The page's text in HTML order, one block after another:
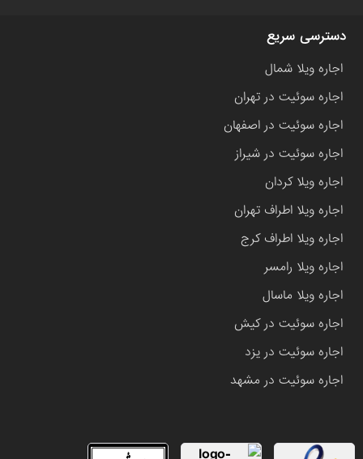
دسترسی سریع
اجاره ویلا شمال
اجاره سوئیت در تهران
اجاره سوئیت در اصفهان
اجاره سوئیت در شیراز
اجاره ویلا کردان
اجاره ویلا اطراف تهران
اجاره ویلا اطراف کرج
اجاره ویلا رامسر
اجاره ویلا ماسال
اجاره سوئیت در کیش
اجاره سوئیت در یزد
اجاره سوئیت در مشهد